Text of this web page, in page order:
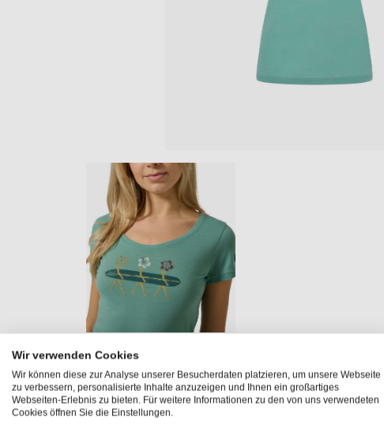
Produktinformationen "SURFING
Sommer, Surf-Vibesund florale Leichtigkeit – dasSURFING
direkt in deinen Alltag. Das verspielte Printmotiv zeigt
Wir verwenden Cookies
Wir können diese zur Analyse unserer Besucherdaten platzieren, um unsere Webseite
zu verbessern, personalisierte Inhalte anzuzeigen und Ihnen ein großartiges
Webseiten-Erlebnis zu bieten. Für weitere Informationen zu den von uns verwendeten
Cookies öffnen Sie die Einstellungen.